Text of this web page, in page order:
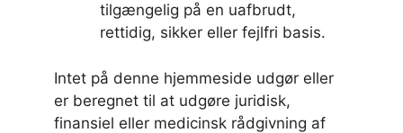
tilgængelig på en uafbrudt,
rettidig, sikker eller fejlfri basis.
Intet på denne hjemmeside udgør eller
er beregnet til at udgøre juridisk,
finansiel eller medicinsk rådgivning af